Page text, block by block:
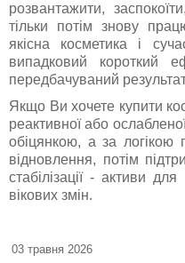
розвантажити,
тільки потім знову
якісна косметика і
випадковий короткий
передбачуваний
Якщо Ви хочете купити
реактивної або
обіцянкою, а за логікою
відновлення, потім
стабілізації - активи для
вікових змін.
03 травня 2026